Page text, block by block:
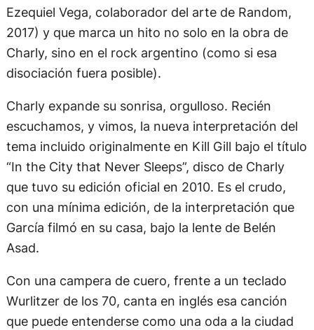
Ezequiel Vega, colaborador del arte de Random,
2017) y que marca un hito no solo en la obra de
Charly, sino en el rock argentino (como si esa
disociación fuera posible).
Charly expande su sonrisa, orgulloso. Recién
escuchamos, y vimos, la nueva interpretación del
tema incluido originalmente en Kill Gill bajo el título
“In the City that Never Sleeps”, disco de Charly
que tuvo su edición oficial en 2010. Es el crudo,
con una mínima edición, de la interpretación que
García filmó en su casa, bajo la lente de Belén
Asad.
Con una campera de cuero, frente a un teclado
Wurlitzer de los 70, canta en inglés esa canción
que puede entenderse como una oda a la ciudad